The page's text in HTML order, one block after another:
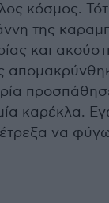
κόσμος.
της
και
καρέκλα.
να